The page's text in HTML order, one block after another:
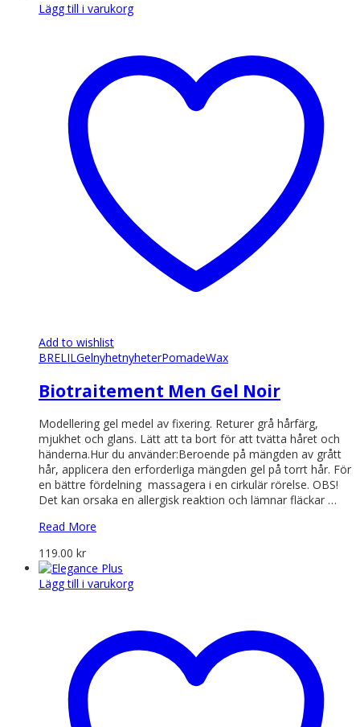
Lägg till i varukorg
Add to wishlist
BRELILGelnyhetnyheterPomadeWax
Biotraitement Men Gel Noir
Modellering gel medel av fixering. Returer grå hårfärg,
mjukhet och glans. Lätt att ta bort för att tvätta håret och
händerna.Hur du använder:Beroende på mängden av grått
hår, applicera den erforderliga mängden gel på torrt hår. För
en bättre fördelning massagera i en cirkulär rörelse. OBS!
Det kan orsaka en allergisk reaktion och lämnar fläckar …
Read More
119.00 kr
Lägg till i varukorg